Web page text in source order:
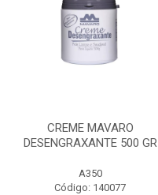
CREME MAVARO
DESENGRAXANTE 500 GR
A350
Código: 140077